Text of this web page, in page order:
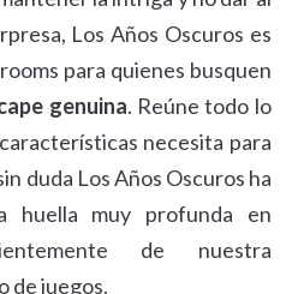
Los Años Oscuros es
para quienes busquen
genuina. Reúne todo lo
necesita para
duda Los Años Oscuros ha
huella muy profunda en
de nuestra
de juegos.